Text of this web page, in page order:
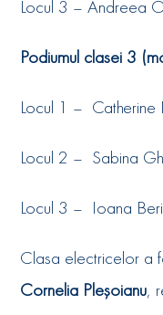
Locul 3 – Andreea
Podiumul clasei 3
Locul 1 –
Locul 2 – Sabina
Locul 3 – Ioana
Clasa electricelor a
Cornelia Pleșoianu,